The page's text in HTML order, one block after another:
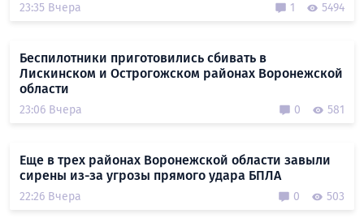
23:35 Вчера 1 5494
Беспилотники приготовились сбивать в
Лискинском и Острогожском районах Воронежской
области
23:06 Вчера 0 581
Еще в трех районах Воронежской области завыли
сирены из-за угрозы прямого удара БПЛА
22:26 Вчера 0 503